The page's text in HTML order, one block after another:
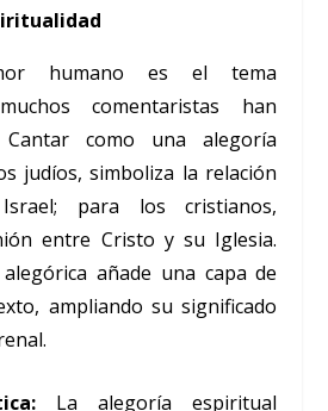
humano es el tema
comentaristas han
como una alegoría
judíos, simboliza la relación
para los cristianos,
entre Cristo y su Iglesia.
añade una capa de
ampliando su significado
La alegoría espiritual